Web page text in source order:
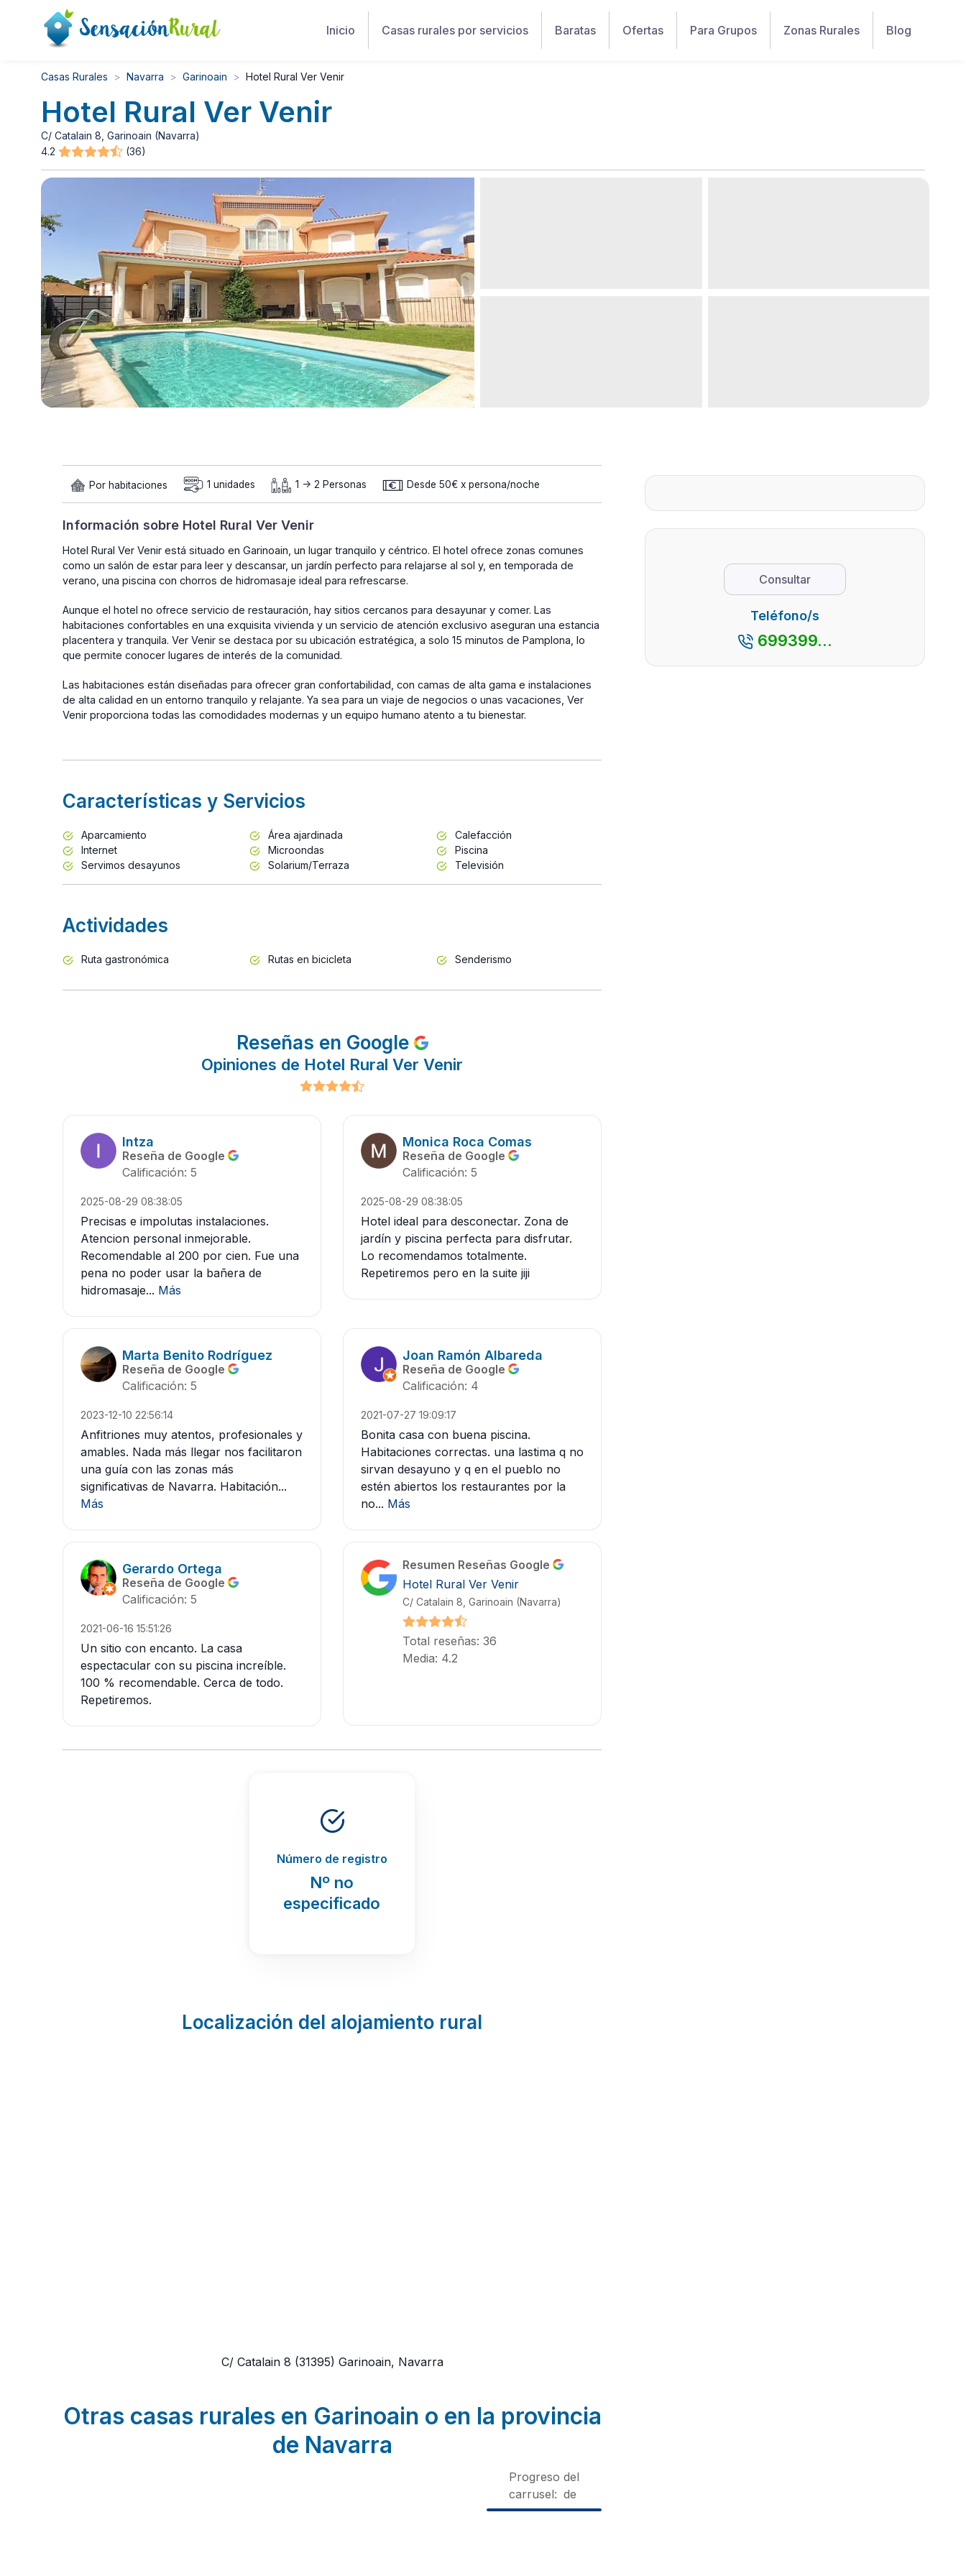
Inicio Casas rurales por servicios Baratas Ofertas Para Grupos Zonas Rurales Blog
Casas Rurales Navarra Garinoain Hotel Rural Ver Venir
Hotel Rural Ver Venir
C/ Catalain 8, Garinoain (Navarra)
4.2
(36)
Por habitaciones 1 unidades 1 -> 2 Personas Desde 50€ x persona/noche
Información sobre Hotel Rural Ver Venir
Hotel Rural Ver Venir está situado en Garinoain, un lugar tranquilo y céntrico. El hotel ofrece zonas comunes
como un salón de estar para leer y descansar, un jardín perfecto para relajarse al sol y, en temporada de
verano, una piscina con chorros de hidromasaje ideal para refrescarse.
Aunque el hotel no ofrece servicio de restauración, hay sitios cercanos para desayunar y comer. Las
habitaciones confortables en una exquisita vivienda y un servicio de atención exclusivo aseguran una estancia
placentera y tranquila. Ver Venir se destaca por su ubicación estratégica, a solo 15 minutos de Pamplona, lo
que permite conocer lugares de interés de la comunidad.
Las habitaciones están diseñadas para ofrecer gran confortabilidad, con camas de alta gama e instalaciones
de alta calidad en un entorno tranquilo y relajante. Ya sea para un viaje de negocios o unas vacaciones, Ver
Venir proporciona todas las comodidades modernas y un equipo humano atento a tu bienestar.
Características y Servicios
Aparcamiento Área ajardinada
Calefacción
Internet
Microondas
Piscina
Servimos desayunos
Solarium/Terraza Televisión
Actividades
Ruta gastronómica Rutas en bicicleta Senderismo
Reseñas en Google
Opiniones de Hotel Rural Ver Venir
Intza
Reseña de Google
Calificación: 5
2025-08-29 08:38:05
Precisas e impolutas instalaciones.
Atencion personal inmejorable.
Recomendable al 200 por cien. Fue una
pena no poder usar la bañera de
hidromasaje... Más
Monica Roca Comas
Reseña de Google
Calificación: 5
2025-08-29 08:38:05
Hotel ideal para desconectar. Zona de
jardín y piscina perfecta para disfrutar.
Lo recomendamos totalmente.
Repetiremos pero en la suite jiji
Marta Benito Rodríguez
Reseña de Google
Calificación: 5
2023-12-10 22:56:14
Anfitriones muy atentos, profesionales y
amables. Nada más llegar nos facilitaron
una guía con las zonas más
significativas de Navarra. Habitación...
Más
Joan Ramón Albareda
Reseña de Google
Calificación: 4
2021-07-27 19:09:17
Bonita casa con buena piscina.
Habitaciones correctas. una lastima q no
sirvan desayuno y q en el pueblo no
estén abiertos los restaurantes por la
no... Más
Gerardo Ortega
Reseña de Google
Calificación: 5
2021-06-16 15:51:26
Un sitio con encanto. La casa
espectacular con su piscina increíble.
100 % recomendable. Cerca de todo.
Repetiremos.
Resumen Reseñas Google
Hotel Rural Ver Venir
C/ Catalain 8, Garinoain (Navarra)
Total reseñas: 36
Media: 4.2
Número de registro
Nº no
especificado
Localización del alojamiento rural
C/ Catalain 8 (31395) Garinoain, Navarra
Otras casas rurales en Garinoain o en la provincia
de Navarra
Progreso del
carrusel: de
Consultar
Teléfono/s
699399...